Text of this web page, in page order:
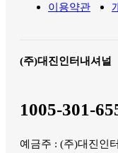
이용약관
(주)대진인터내셔널
1005-301-
예금주 : (주)대진인